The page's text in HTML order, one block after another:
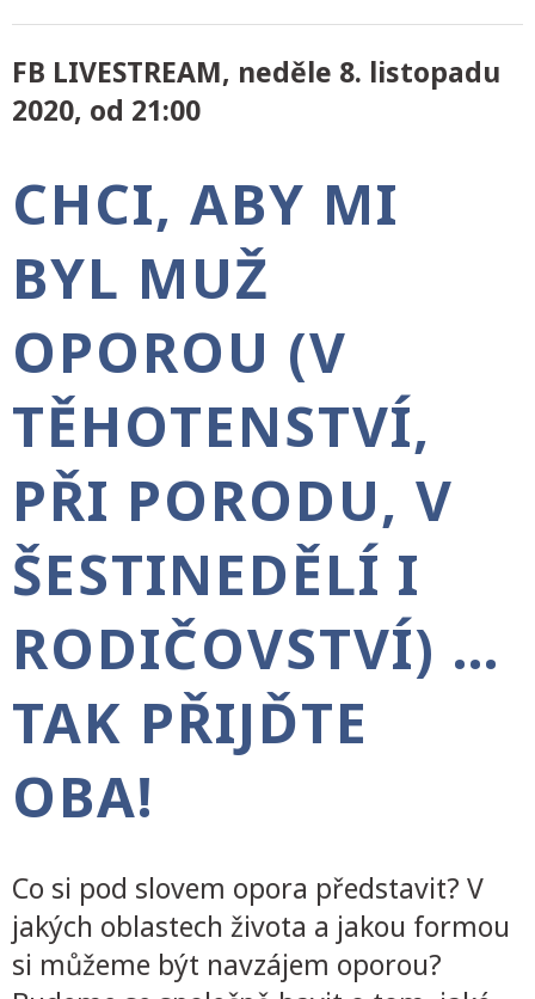
FB LIVESTREAM, neděle 8. listopadu
2020, od 21:00
CHCI, ABY MI
BYL MUŽ
OPOROU (V
TĚHOTENSTVÍ,
PŘI PORODU, V
ŠESTINEDĚLÍ I
RODIČOVSTVÍ) …
TAK PŘIJĎTE
OBA!
Co si pod slovem opora představit? V
jakých oblastech života a jakou formou
si můžeme být navzájem oporou?